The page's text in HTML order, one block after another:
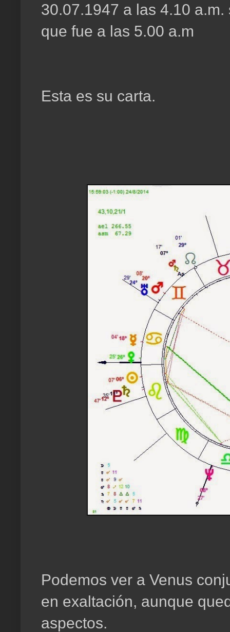
30.07.1947 a las 4.10
que fue a las 5.00 a.m
Esta es su carta.
Podemos ver a Venus
en exaltación, aunque
aspectos.